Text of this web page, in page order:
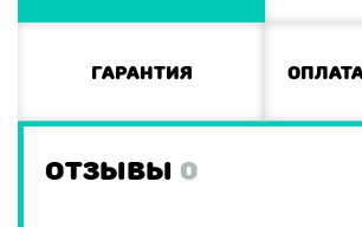
Гарантия
ОТЗЫВЫ 0